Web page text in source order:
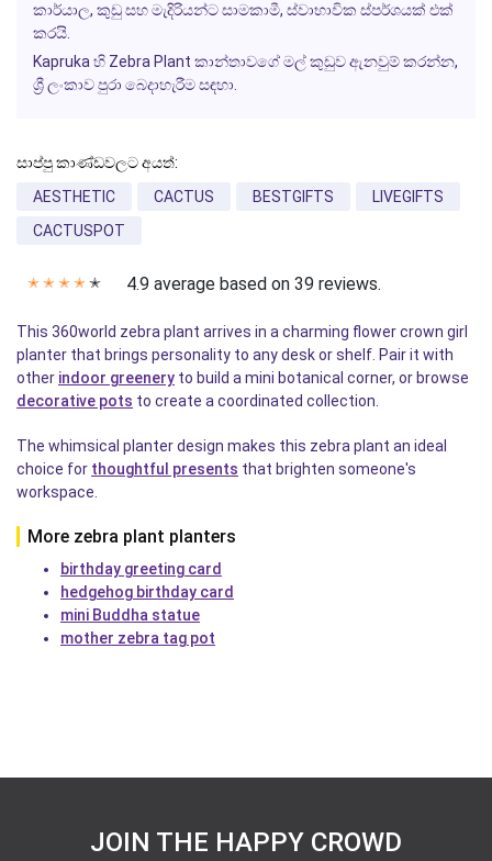
කාර්යාල, කුඩු සහ මැදිරියන්ට සාමකාමී, ස්වාභාවික ස්පර්ශයක් එක්
කරයි.
Kaprukaහි Zebra Plant කාන්තාවගේ මල් කුඩුව ඇනවුම් කරන්න,
ශ්‍රී ලංකාව පුරා බෙදාහැරීම සඳහා.
සාප්පු කාණ්ඩවලට අයත්:
AESTHETIC
CACTUS BESTGIFTS
LIVEGIFTS
CACTUSPOT
✭ ✭ ✭ ✭ ✭ 4.9 average based on 39 reviews.
This 360world zebra plant arrives in a charming flower crown girl
planter that brings personality to any desk or shelf. Pair it with
other indoor greenery to build a mini botanical corner, or browse
decorative pots to create a coordinated collection.
The whimsical planter design makes this zebra plant an ideal
choice for thoughtful presents that brighten someone's
workspace.
More zebra plant planters
birthday greeting card
hedgehog birthday card
mini Buddha statue
mother zebra tag pot
JOIN THE HAPPY CROWD